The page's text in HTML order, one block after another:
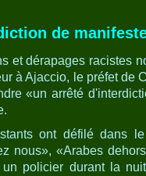
de
et dérapages racistes
à Ajaccio, le préfet de
«un arrêté
ont défilé dans
nous», «Arabes
policier durant la